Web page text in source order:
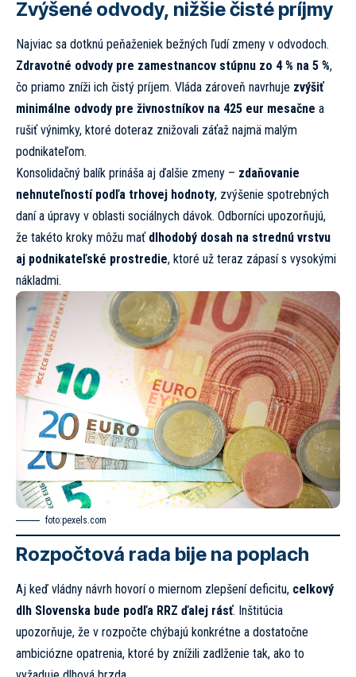
Zvýšené odvody, nižšie čisté príjmy
Najviac sa dotknú peňaženiek bežných ľudí zmeny v odvodoch.
Zdravotné odvody pre zamestnancov stúpnu zo 4 % na 5 %,
čo priamo zníži ich čistý príjem. Vláda zároveň navrhuje zvýšiť
minimálne odvody pre živnostníkov na 425 eur mesačne a
rušiť výnimky, ktoré doteraz znižovali záťaž najmä malým
podnikateľom.
Konsolidačný balík prináša aj ďalšie zmeny – zdaňovanie
nehnuteľností podľa trhovej hodnoty, zvýšenie spotrebných
daní a úpravy v oblasti sociálnych dávok. Odborníci upozorňujú,
že takéto kroky môžu mať dlhodobý dosah na strednú vrstvu
aj podnikateľské prostredie, ktoré už teraz zápasí s vysokými
nákladmi.
foto:pexels.com
Rozpočtová rada bije na poplach
Aj keď vládny návrh hovorí o miernom zlepšení deficitu, celkový
dlh Slovenska bude podľa RRZ ďalej rásť. Inštitúcia
upozorňuje, že v rozpočte chýbajú konkrétne a dostatočne
ambiciózne opatrenia, ktoré by znížili zadlženie tak, ako to